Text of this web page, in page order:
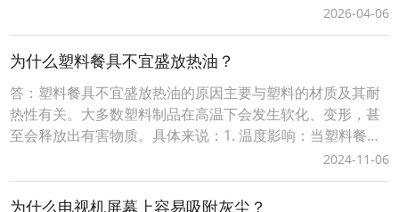
广、分享传播等方式将生成词令推广口令让用户记住、使用
打开目标落地页面，实现快捷直达、便捷操作的目的，有利
用用户快速进入推广口令关联的目标页面。词令直达口令如
何使用进入口令直达目标？1、当您是一名「
2026-04-06
为什么塑料餐具不宜盛放热油？
答：塑料餐具不宜盛放热油的原因主要与塑料的材质及其耐
热性有关。大多数塑料制品在高温下会发生软化、变形，甚
至会释放出有害物质。具体来说：1. 温度影响：当塑料餐具
接触到高温时，其分子结构可能发生改变，导致餐具变软或
融化。这不仅会影响餐具的外观和使用寿命，还可能使塑料
中的化学物质渗入食物中。2. 化学物质释放：某些塑料在高
2024-11-06
为什么电视机屏幕上容易吸附灰尘？